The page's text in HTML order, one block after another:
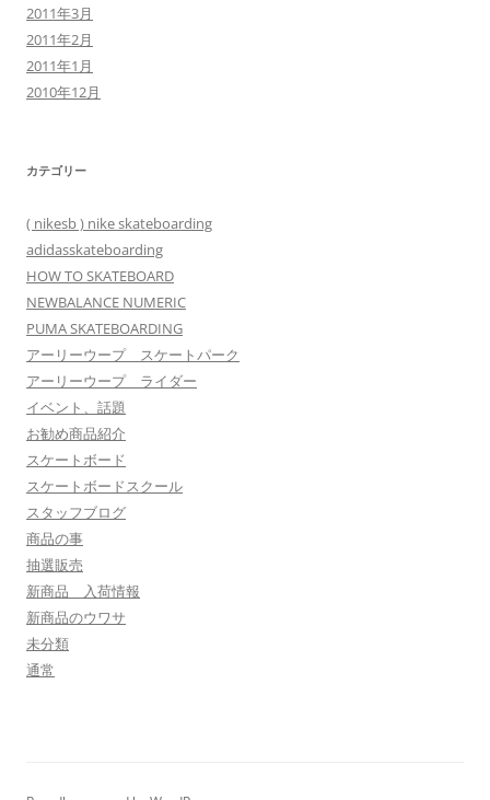
2011年3月
2011年2月
2011年1月
2010年12月
カテゴリー
( nikesb ) nike skateboarding
adidasskateboarding
HOW TO SKATEBOARD
NEWBALANCE NUMERIC
PUMA SKATEBOARDING
アーリーウープ スケートパーク
アーリーウープ ライダー
イベント、話題
お勧め商品紹介
スケートボード
スケートボードスクール
スタッフブログ
商品の事
抽選販売
新商品 入荷情報
新商品のウワサ
未分類
通常